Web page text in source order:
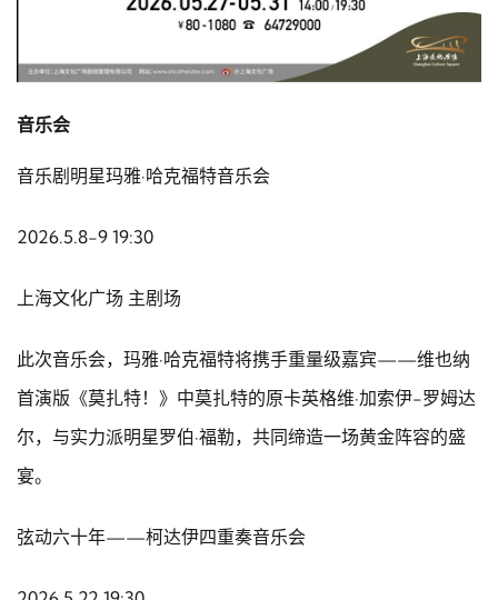
音乐会
音乐剧明星玛雅·哈克福特音乐会
2026.5.8-9 19:30
上海文化广场 主剧场
此次音乐会，玛雅·哈克福特将携手重量级嘉宾——维也纳
首演版《莫扎特！》中莫扎特的原卡英格维·加索伊-罗姆达
尔，与实力派明星罗伯·福勒，共同缔造一场黄金阵容的盛
宴。
弦动六十年——柯达伊四重奏音乐会